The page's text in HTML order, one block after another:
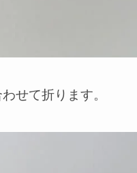
せて折ります。